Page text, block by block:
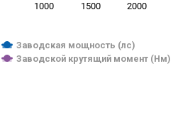
Заводская мощность (лс)
Заводской крутящий момент (Нм)
1000 1500 2000